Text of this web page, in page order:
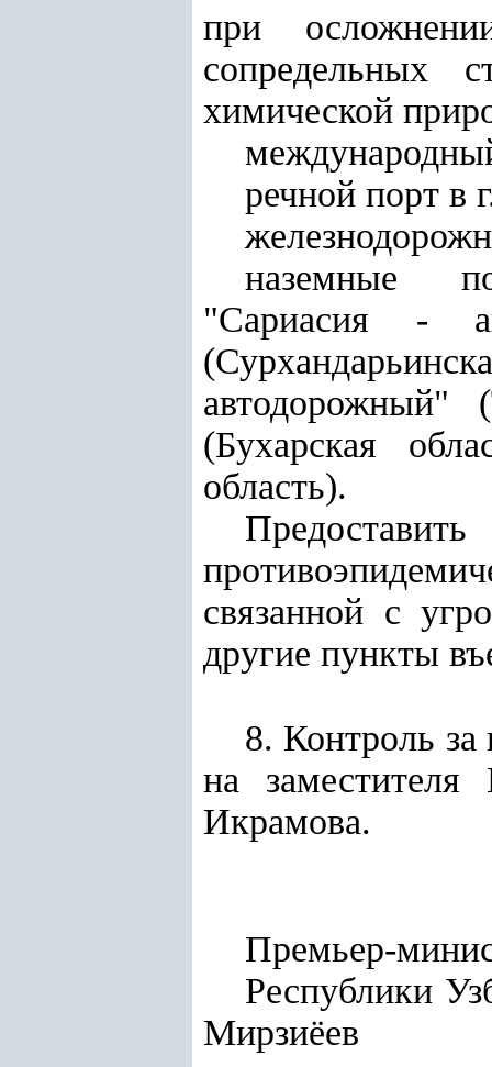
при
сопредельных
химической
речной порт в
наземные
"Сариасия -
автодорожный"
(Бухарская
область).
связанной с
другие пункты
8. Контроль за
на
Икрамова.
Премьер-
Мирзиёев